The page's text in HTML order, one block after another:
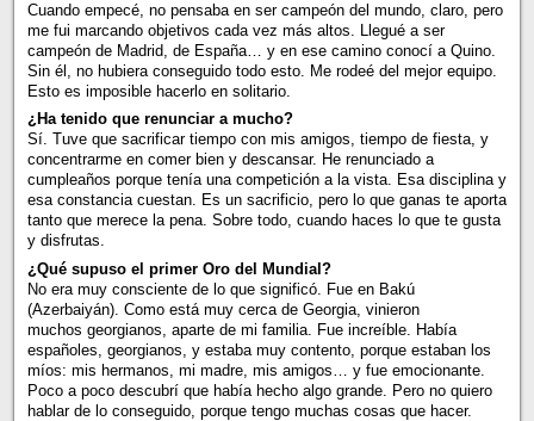
Cuando empecé, no pensaba en ser campeón del mundo, claro, pero
me fui marcando objetivos cada vez más altos. Llegué a ser
campeón de Madrid, de España… y en ese camino conocí a Quino.
Sin él, no hubiera conseguido todo esto. Me rodeé del mejor equipo.
Esto es imposible hacerlo en solitario.
¿Ha tenido que renunciar a mucho?
Sí. Tuve que sacrificar tiempo con mis amigos, tiempo de fiesta, y
concentrarme en comer bien y descansar. He renunciado a
cumpleaños porque tenía una competición a la vista. Esa disciplina y
esa constancia cuestan. Es un sacrificio, pero lo que ganas te aporta
tanto que merece la pena. Sobre todo, cuando haces lo que te gusta
y disfrutas.
¿Qué supuso el primer Oro del Mundial?
No era muy consciente de lo que significó. Fue en Bakú
(Azerbaiyán). Como está muy cerca de Georgia, vinieron
muchos georgianos, aparte de mi familia. Fue increíble. Había
españoles, georgianos, y estaba muy contento, porque estaban los
míos: mis hermanos, mi madre, mis amigos… y fue emocionante.
Poco a poco descubrí que había hecho algo grande. Pero no quiero
hablar de lo conseguido, porque tengo muchas cosas que hacer.